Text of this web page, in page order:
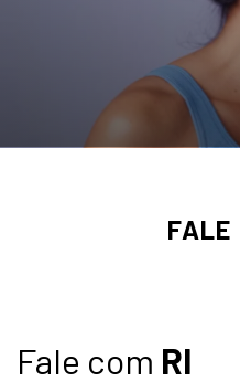
FALE
Fale com RI